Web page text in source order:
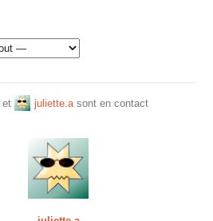
et juliette.asont en contact